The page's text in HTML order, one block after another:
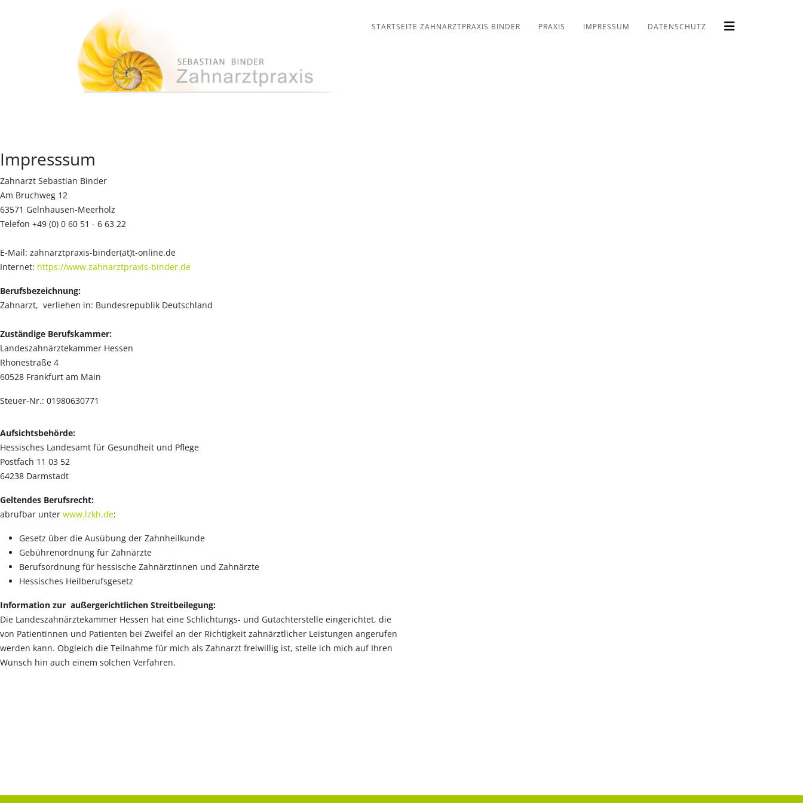
STARTSEITE ZAHNARZTPRAXIS BINDER PRAXIS IMPRESSUM DATENSCHUTZ
Impresssum
Zahnarzt Sebastian Binder
Am Bruchweg 12
63571 Gelnhausen-Meerholz
Telefon +49 (0) 0 60 51 - 6 63 22
E-Mail: zahnarztpraxis-binder(at)t-online.de
Internet: https://www.zahnarztpraxis-binder.de
Berufsbezeichnung:
Zahnarzt, verliehen in: Bundesrepublik Deutschland
Zuständige Berufskammer:
Landeszahnärztekammer Hessen
Rhonestraße 4
60528 Frankfurt am Main
Steuer-Nr.: 01980630771
Aufsichtsbehörde:
Hessisches Landesamt für Gesundheit und Pflege
Postfach 11 03 52
64238 Darmstadt
Geltendes Berufsrecht:
abrufbar unter www.lzkh.de:
Gesetz über die Ausübung der Zahnheilkunde
Gebührenordnung für Zahnärzte
Berufsordnung für hessische Zahnärztinnen und Zahnärzte
Hessisches Heilberufsgesetz
Information zur außergerichtlichen Streitbeilegung:
Die Landeszahnärztekammer Hessen hat eine Schlichtungs- und Gutachterstelle eingerichtet, die
von Patientinnen und Patienten bei Zweifel an der Richtigkeit zahnärztlicher Leistungen angerufen
werden kann. Obgleich die Teilnahme für mich als Zahnarzt freiwillig ist, stelle ich mich auf Ihren
Wunsch hin auch einem solchen Verfahren.